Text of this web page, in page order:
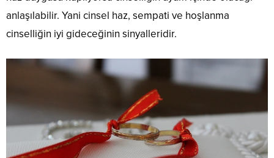
anlaşılabilir. Yani cinsel haz, sempati ve hoşlanma
cinselliğin iyi gideceğinin sinyalleridir.